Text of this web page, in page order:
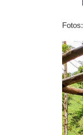
Fotos: